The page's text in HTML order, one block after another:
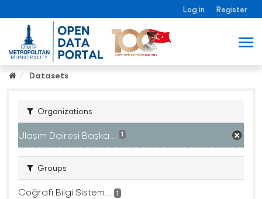
Log in Register
Datasets
Organizations
Ulaşım Dairesi Başka... 1
Groups
Coğrafi Bilgi Sistem... 1